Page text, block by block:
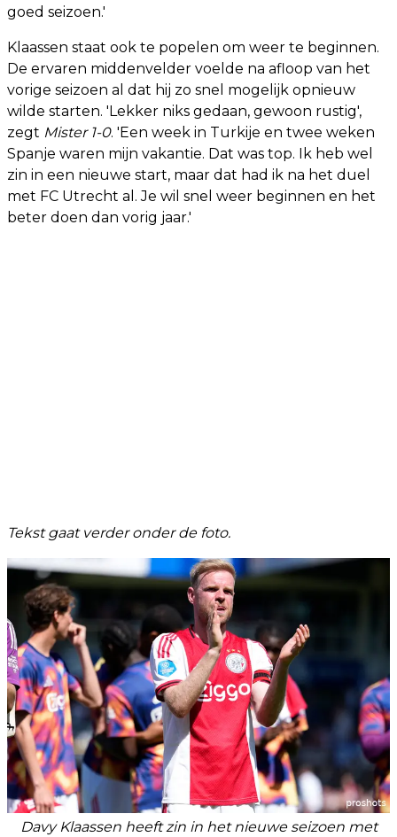
goed seizoen.'
Klaassen staat ook te popelen om weer te beginnen.
De ervaren middenvelder voelde na afloop van het
vorige seizoen al dat hij zo snel mogelijk opnieuw
wilde starten. 'Lekker niks gedaan, gewoon rustig',
zegt Mister 1-0. 'Een week in Turkije en twee weken
Spanje waren mijn vakantie. Dat was top. Ik heb wel
zin in een nieuwe start, maar dat had ik na het duel
met FC Utrecht al. Je wil snel weer beginnen en het
beter doen dan vorig jaar.'
Tekst gaat verder onder de foto.
Davy Klaassen heeft zin in het nieuwe seizoen met